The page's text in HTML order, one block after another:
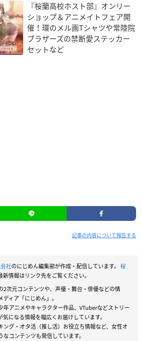
『桜蘭高校ホスト部』オンリー
ショップ＆アニメイトフェア開
催！環のメル画Tシャツや常陸院
ブラザーズの禁断愛ステッカー
セットなど
記事の内容について報告する
社のにじめん編集部が作成・配信しています。 桜
新情報はリンク先をご覧ください。
2次元コンテンツや、声優・舞台・俳優などの情
ィア「にじめん」。
年アニメやキャラクター作品、VTuberなどストリー
になる情報を幅広くお届けしています。
ング・オタ活（推し活）お役立ち情報など、女性オ
コンテンツも発信しています。